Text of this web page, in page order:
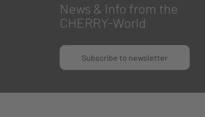
News & Info from the
CHERRY-World
Subscribe to newsletter